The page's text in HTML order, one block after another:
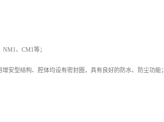
、CM1等；
安型结构、腔体均设有密封圈，具有良好的防水、防尘功能；